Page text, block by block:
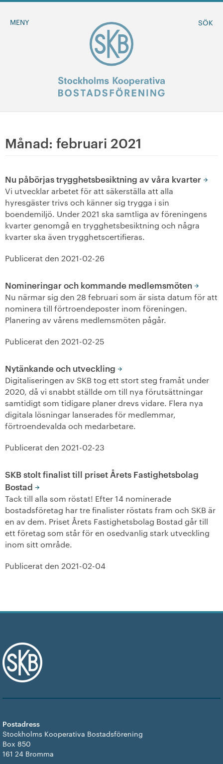
SÖK
MENY
Om oss
+
Sök ledigt
Våra bostäder
Jobba hos oss
Månad: februari 2021
Nu påbörjas trygghetsbesiktning av våra kvarter
Vi utvecklar arbetet för att säkerställa att alla
hyresgäster trivs och känner sig trygga i sin
boendemiljö. Under 2021 ska samtliga av föreningens
kvarter genomgå en trygghetsbesiktning och några
kvarter ska även trygghetscertifieras.
Publicerat den 2021-02-26
Nomineringar och kommande medlemsmöten
Nu närmar sig den 28 februari som är sista datum för att
nominera till förtroendeposter inom föreningen.
Planering av vårens medlemsmöten pågår.
Publicerat den 2021-02-25
Nytänkande och utveckling
Digitaliseringen av SKB tog ett stort steg framåt under
2020, då vi snabbt ställde om till nya förutsättningar
samtidigt som tidigare planer drevs vidare. Flera nya
digitala lösningar lanserades för medlemmar,
förtroendevalda och medarbetare.
Publicerat den 2021-02-23
SKB stolt finalist till priset Årets Fastighetsbolag
Bostad
Tack till alla som röstat! Efter 14 nominerade
bostadsföretag har tre finalister röstats fram och SKB är
en av dem. Priset Årets Fastighetsbolag Bostad går till
ett företag som står för en osedvanlig stark utveckling
inom sitt område.
Publicerat den 2021-02-04
Postadress
Stockholms Kooperativa Bostadsförening
Box 850
161 24 Bromma